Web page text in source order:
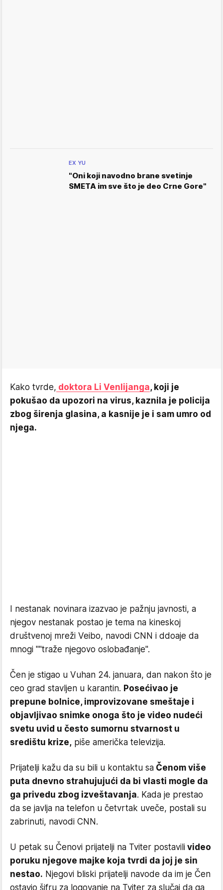
EX YU
"Oni koji navodno brane svetinje
SMETA im sve što je deo Crne Gore"
Kako tvrde, doktora Li Venlijanga, koji je
pokušao da upozori na virus, kaznila je policija
zbog širenja glasina, a kasnije je i sam umro od
njega.
I nestanak novinara izazvao je pažnju javnosti, a
njegov nestanak postao je tema na kineskoj
društvenoj mreži Veibo, navodi CNN i ddoaje da
mnogi ""traže njegovo oslobađanje".
Čen je stigao u Vuhan 24. januara, dan nakon što je
ceo grad stavljen u karantin. Posećivao je
prepune bolnice, improvizovane smeštaje i
objavljivao snimke onoga što je video nudeći
svetu uvid u često sumornu stvarnost u
središtu krize, piše američka televizija.
Prijatelji kažu da su bili u kontaktu sa Čenom više
puta dnevno strahujujući da bi vlasti mogle da
ga privedu zbog izveštavanja. Kada je prestao
da se javlja na telefon u četvrtak uveče, postali su
zabrinuti, navodi CNN.
U petak su Čenovi prijatelji na Tviter postavili video
poruku njegove majke koja tvrdi da joj je sin
nestao. Njegovi bliski prijatelji navode da im je Čen
ostavio šifru za logovanje na Tviter za slučaj da ga